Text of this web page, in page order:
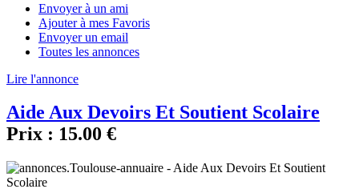
Envoyer à un ami
Ajouter à mes Favoris
Envoyer un email
Toutes les annonces
Lire l'annonce
Aide Aux Devoirs Et Soutient Scolaire
Prix : 15.00 €